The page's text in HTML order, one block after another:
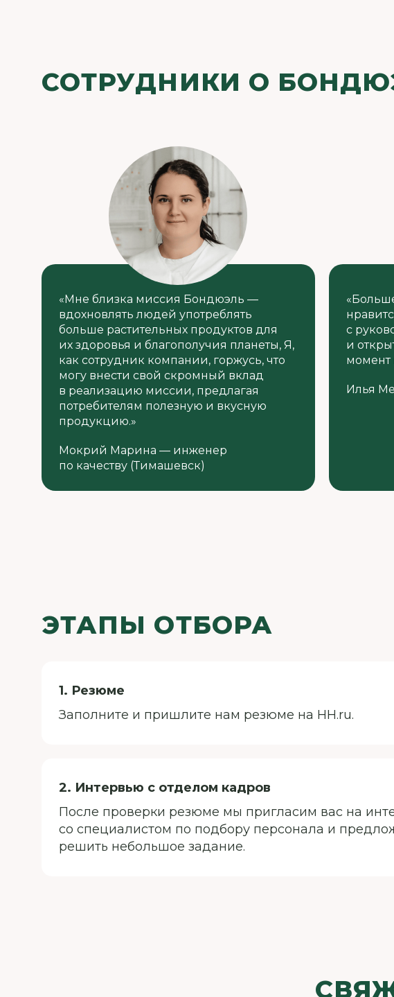
СОТРУДНИКИ О
«Мне близка миссия Бондюэль —
вдохновлять людей употреблять
больше растительных продуктов для
их здоровья и благополучия планеты, Я,
как сотрудник компании, горжусь, что
могу внести свой скромный вклад
в реализацию миссии, предлагая
потребителям полезную и вкусную
продукцию.»
Мокрий Марина — инженер
по качеству (Тимашевск)
с
и
момент
Илья
ЭТАПЫ ОТБОРА
1. Резюме
Заполните и пришлите нам резюме на HH.ru.
2. Интервью с отделом кадров
После проверки резюме мы пригласим вас на
со специалистом по подбору персонала и
решить небольшое задание.